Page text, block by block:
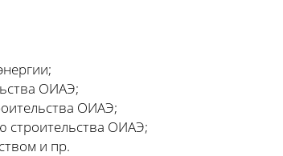
ОИАЭ;
ОИАЭ;
строительства ОИАЭ;
и пр.